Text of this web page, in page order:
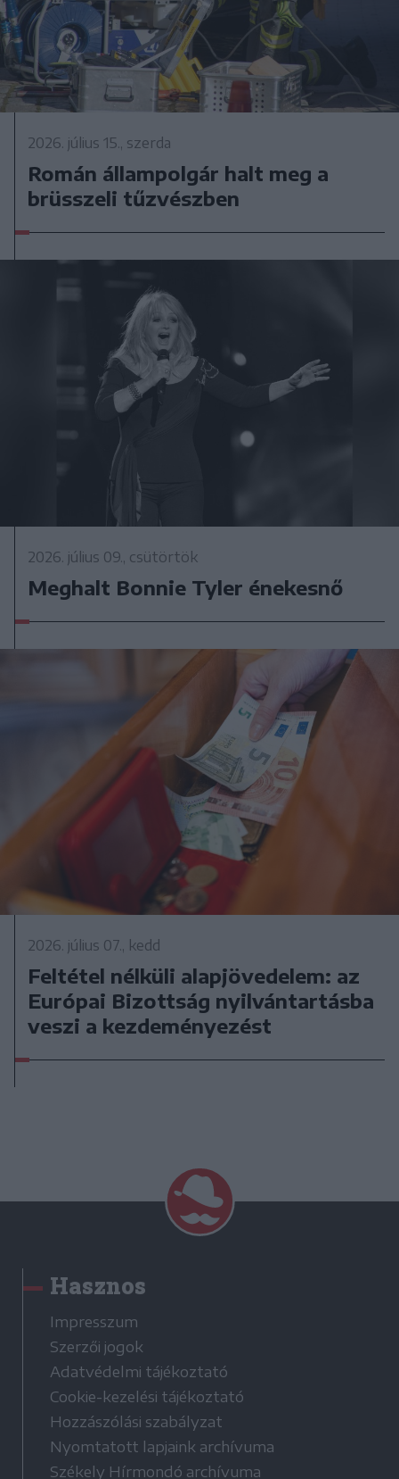
2026. július 15., szerda
Román állampolgár halt meg a
brüsszeli tűzvészben
2026. július 09., csütörtök
Meghalt Bonnie Tyler énekesnő
2026. július 07., kedd
Feltétel nélküli alapjövedelem: az
Európai Bizottság nyilvántartásba
veszi a kezdeményezést
Hasznos
Impresszum
Szerzői jogok
Adatvédelmi tájékoztató
Cookie-kezelési tájékoztató
Hozzászólási szabályzat
Nyomtatott lapjaink archívuma
Székely Hírmondó archívuma